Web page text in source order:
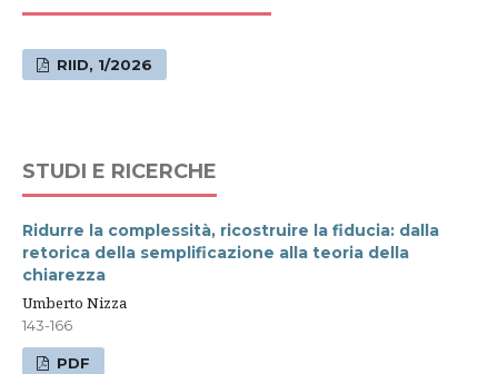
RIID, 1/2026
STUDI E RICERCHE
Ridurre la complessità, ricostruire la fiducia: dalla
retorica della semplificazione alla teoria della
chiarezza
Umberto Nizza
143-166
PDF